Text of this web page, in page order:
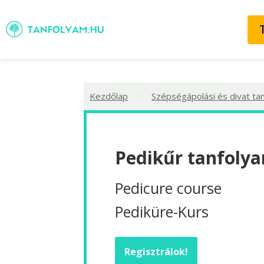
Kezdőlap Szépségápolási és divat
Pedikűr
Pedicure course
Pediküre-Kurs
Regisztrálok!